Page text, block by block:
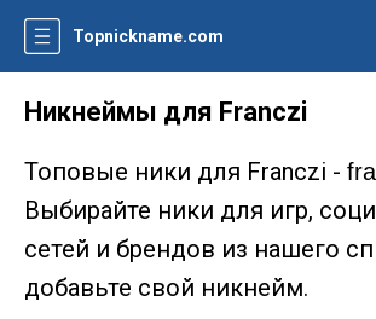
Topnickname.com
Никнеймы для Franczi
Топовые ники для Franczi -
Выбирайте ники для игр,
сетей и брендов из нашего
добавьте свой никнейм.